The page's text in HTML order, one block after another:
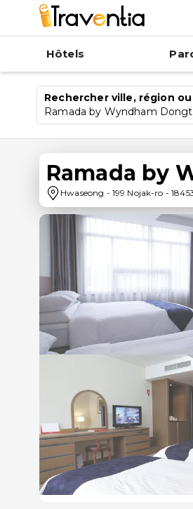
Hôtels
Rechercher ville, région
Ramada by Wyndham
Ramada by
Hwaseong - 199 Nojak-ro -